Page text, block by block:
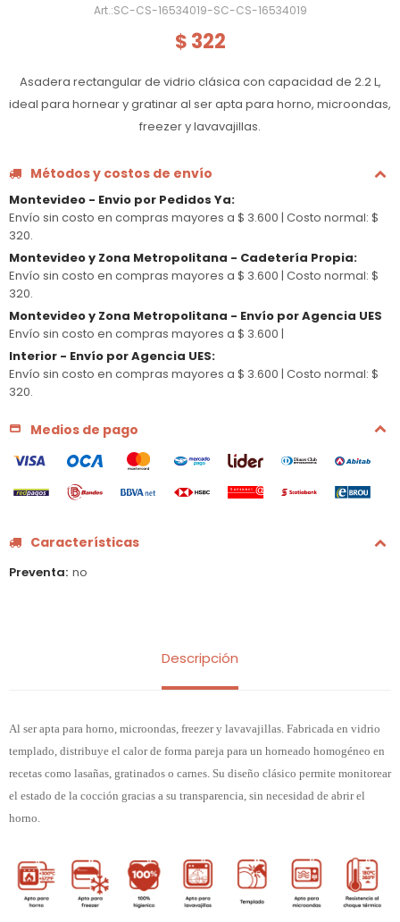
SC-CS-16534019-SC-CS-16534019
$ 322
Asadera rectangular de vidrio clásica con capacidad de 2.2 L,
ideal para hornear y gratinar al ser apta para horno, microondas,
freezer y lavavajillas.
Métodos y costos de envío
Montevideo - Envio por Pedidos Ya:
Envío sin costo en compras mayores a $ 3.600 | Costo normal: $
320.
Montevideo y Zona Metropolitana - Cadetería Propia:
Envío sin costo en compras mayores a $ 3.600 | Costo normal: $
320.
Montevideo y Zona Metropolitana - Envío por Agencia UES
Envío sin costo en compras mayores a $ 3.600 |
Interior - Envío por Agencia UES:
Envío sin costo en compras mayores a $ 3.600 | Costo normal: $
320.
Medios de pago
Características
Preventa no
Descripción
Al ser apta para horno, microondas, freezer y lavavajillas. Fabricada en vidrio
templado, distribuye el calor de forma pareja para un horneado homogéneo en
recetas como lasañas, gratinados o carnes. Su diseño clásico permite monitorear
el estado de la cocción gracias a su transparencia, sin necesidad de abrir el
horno.